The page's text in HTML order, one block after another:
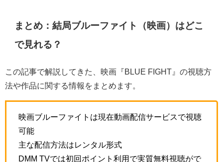
まとめ：結局ブルーファイト（映画）はどこ
で見れる？
この記事で解説してきた、映画『BLUE FIGHT』の視聴方
法や作品に関する情報をまとめます。
映画ブルーファイトは現在動画配信サービスで視聴
可能
主な配信方法はレンタル形式
DMM TVでは初回ポイント利用で実質無料視聴がで